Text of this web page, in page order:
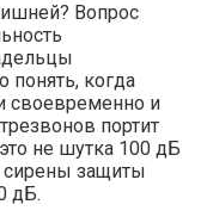
Вопрос
понять, когда
своевременно и
портит
не шутка 100 дБ
защиты
дБ.